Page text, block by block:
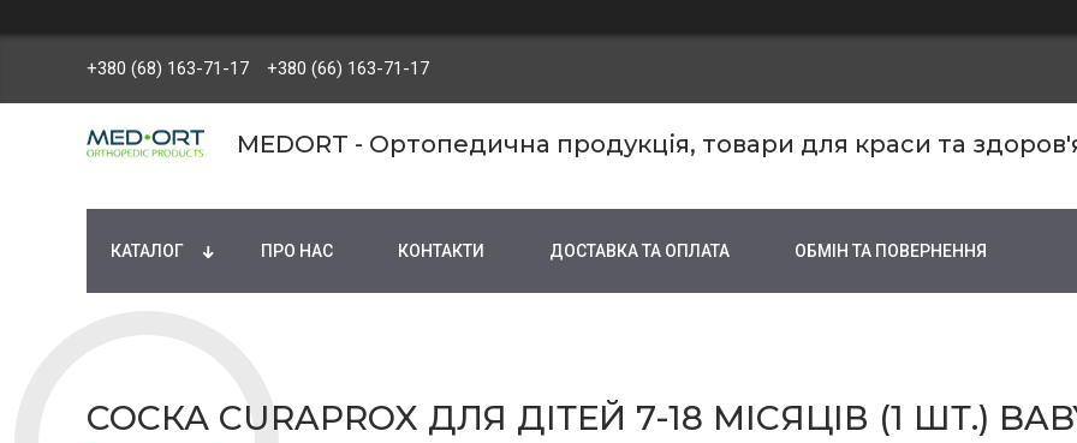
+380 (68) 163-71-17 +380 (66) 163-71-17
MEDORT - Ортопедична продукція, товари для краси та
КАТАЛОГ ПРО НАС КОНТАКТИ ДОСТАВКА ТА ОПЛАТА ОБМІН ТА ПОВЕРНЕННЯ
СОСКА CURAPROX ДЛЯ ДІТЕЙ 7-18 МІСЯЦІВ (1 ШТ.)